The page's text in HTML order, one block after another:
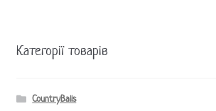
Категорії товарів
CountryBalls